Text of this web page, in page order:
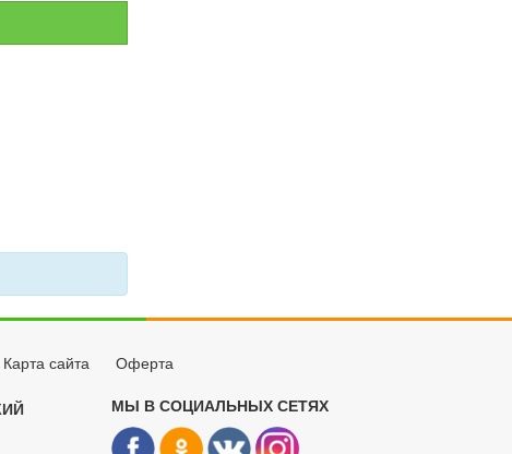
Карта сайта Оферта
МЫ В СОЦИАЛЬНЫХ СЕТЯХ